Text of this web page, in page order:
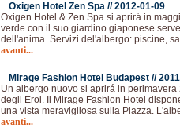
Oxigen Hotel Zen Spa //2012-01-09
Oxigen Hotel & Zen Spa si aprirá in
verde con il suo giardino giaponese
dell'anima. Servizi del'albergo: piscine,
avanti...
Mirage Fashion Hotel Budapest //
Un albergo nuovo si aprirá in
degli Eroi. Il Mirage Fashion Hotel
una vista meravigliosa sulla Piazza.
avanti...